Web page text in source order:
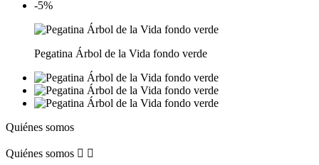
-5%
Pegatina Árbol de la Vida fondo verde
Quiénes somos
Quiénes somos  